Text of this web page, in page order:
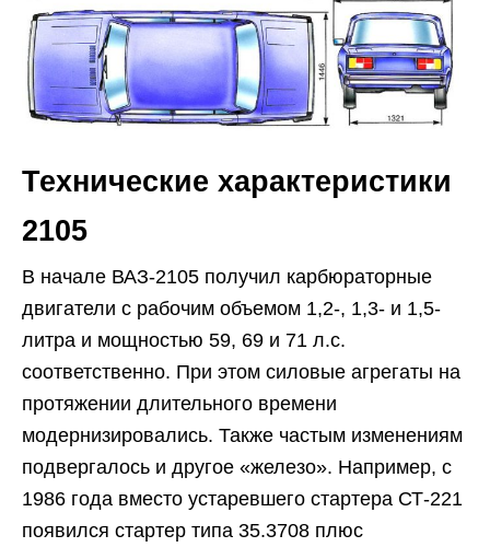
Технические характеристики
2105
В начале ВАЗ-2105 получил карбюраторные
двигатели с рабочим объемом 1,2-, 1,3- и 1,5-
литра и мощностью 59, 69 и 71 л.с.
соответственно. При этом силовые агрегаты на
протяжении длительного времени
модернизировались. Также частым изменениям
подвергалось и другое «железо». Например, с
1986 года вместо устаревшего стартера СТ-221
появился стартер типа 35.3708 плюс